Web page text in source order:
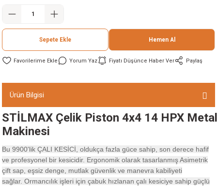
Sepete Ekle Hemen Al
Yorum Yaz Fiyatı Düşünce Haber Ver Paylaş
Ürün Bilgisi
STİLMAX Çelik Piston 4x4 14 HPX
Makinesi
Bu 9900'lik ÇALI KESİCİ, oldukça fazla güce sahip, son derece hafif
ve profesyonel bir kesicidir. Ergonomik olarak tasarlanmış Asimetrik
çift sap, eşsiz denge, mutlak güvenlik ve manevra kabiliyeti
sağlar. Ormancılık işleri için çabuk hızlanan çalı kesiciye sahip güçlü